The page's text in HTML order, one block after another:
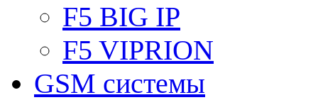
F5 BIG IP
F5 VIPRION
GSM системы